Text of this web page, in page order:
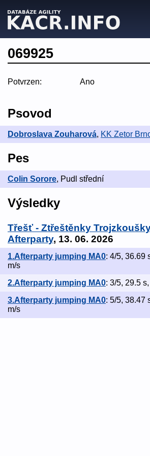
069925
Potvrzen: Ano
Psovod
Dobroslava Zouharová, KK Zetor
Pes
Colin Sorore, Pudl střední
Výsledky
Třešť - Ztřeštěnky
Afterparty, 13. 06. 2026
1.Afterparty jumping MA0: 4/5, 36.69
m/s
2.Afterparty jumping MA0: 3/5, 29.5
3.Afterparty jumping MA0: 5/5, 38.47
m/s